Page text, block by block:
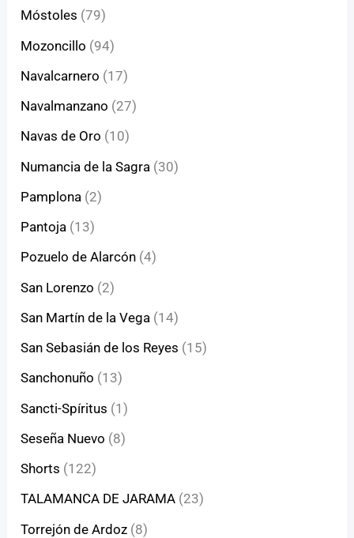
Móstoles (79)
Mozoncillo (94)
Navalcarnero (17)
Navalmanzano (27)
Navas de Oro (10)
Numancia de la Sagra (30)
Pamplona (2)
Pantoja (13)
Pozuelo de Alarcón (4)
San Lorenzo (2)
San Martín de la Vega (14)
San Sebasián de los Reyes (15)
Sanchonuño (13)
Sancti-Spíritus (1)
Seseña Nuevo (8)
Shorts (122)
TALAMANCA DE JARAMA (23)
Torrejón de Ardoz (8)